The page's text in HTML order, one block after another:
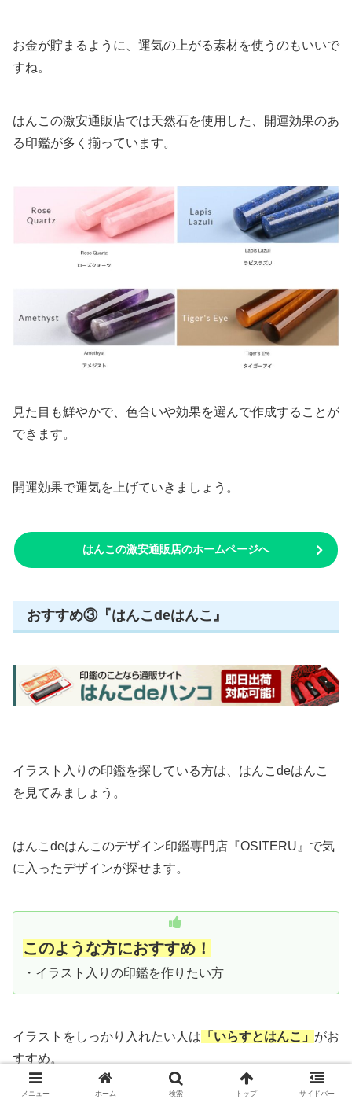
お金が貯まるように、運気の上がる素材を使うのもいいで
すね。
はんこの激安通販店では天然石を使用した、開運効果のあ
る印鑑が多く揃っています。
見た目も鮮やかで、色合いや効果を選んで作成することが
できます。
開運効果で運気を上げていきましょう。
はんこの激安通販店のホームページへ
おすすめ③『はんこdeはんこ』
イラスト入りの印鑑を探している方は、はんこdeはんこ
を見てみましょう。
はんこdeはんこのデザイン印鑑専門店『OSITERU』で気
に入ったデザインが探せます。
このような方におすすめ！
・イラスト入りの印鑑を作りたい方
イラストをしっかり入れたい人は 「いらすとはんこ」 がお
すすめ。
メニュー ホーム 検索 トップ サイドバー